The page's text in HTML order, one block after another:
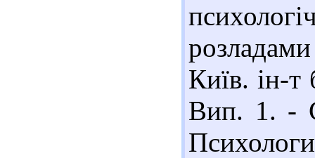
Київ. ін-т
Вип. 1. -